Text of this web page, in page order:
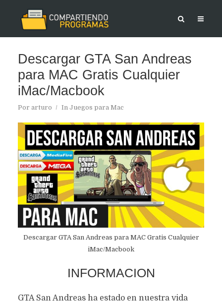
Descargar GTA San Andreas
para MAC Gratis Cualquier
iMac/Macbook
Por arturo In Juegos para Mac
Descargar GTA San Andreas para MAC Gratis Cualquier
iMac/Macbook
INFORMACION
GTA San Andreas ha estado en nuestra vida